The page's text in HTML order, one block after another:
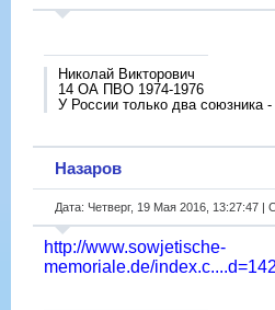
Николай Викторович
14 ОА ПВО 1974-1976
У России только два союзника
Назаров
Дата: Четверг, 19 Мая 2016, 13:27:47 |
http://www.sowjetische-
memoriale.de/